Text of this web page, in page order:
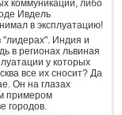
коммуникаций, либо
Ивдель
в эксплуатацию!
Индия и
в регионах львиная
у которых
все их сносит? Да
Он на глазах
примером
городов.